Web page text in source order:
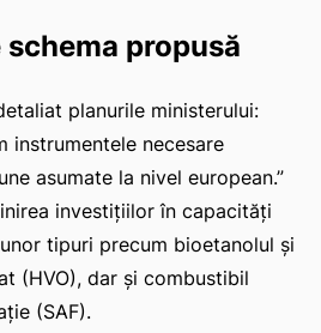
propusă
planurile ministerului:
instrumentele necesare
asumate la nivel european.”
investițiilor în capacități
tipuri precum bioetanolul și
(HVO), dar și combustibil
(SAF).